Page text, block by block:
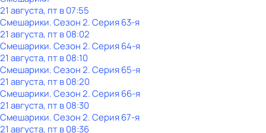
21 августа, пт в 07:55
Смешарики. Сезон 2. Серия 63-я
21 августа, пт в 08:02
Смешарики. Сезон 2. Серия 64-я
21 августа, пт в 08:10
Смешарики. Сезон 2. Серия 65-я
21 августа, пт в 08:20
Смешарики. Сезон 2. Серия 66-я
21 августа, пт в 08:30
Смешарики. Сезон 2. Серия 67-я
21 августа, пт в 08:36